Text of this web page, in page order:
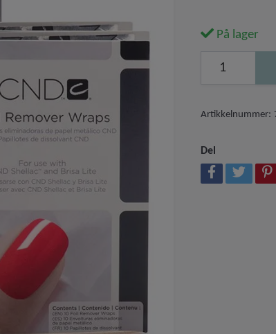
På lager
Artikkelnummer:
Del